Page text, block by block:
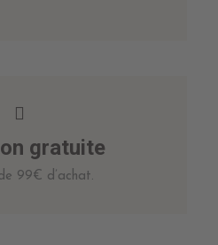
gratuite
99€ d’achat.